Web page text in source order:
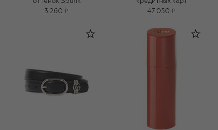
оттенок Spunk
3 260 ₽
кредитных карт
47 050 ₽